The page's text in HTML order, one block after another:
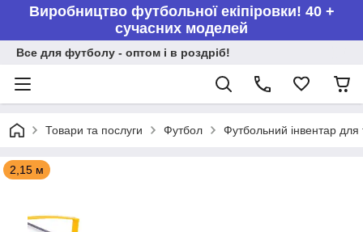
Виробництво футбольної екіпіровки! 40 +
сучасних моделей
Все для футболу - оптом і в роздріб!
Товари та послуги Футбол Футбольний інвентар для
2,15 м